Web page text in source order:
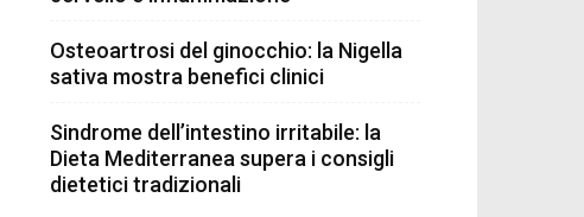
Osteoartrosi del ginocchio: la Nigella
sativa mostra benefici clinici
Sindrome dell’intestino irritabile: la
Dieta Mediterranea supera i consigli
dietetici tradizionali